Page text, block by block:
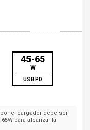
45-65
W
USB PD
el cargador debe ser
65W para alcanzar la